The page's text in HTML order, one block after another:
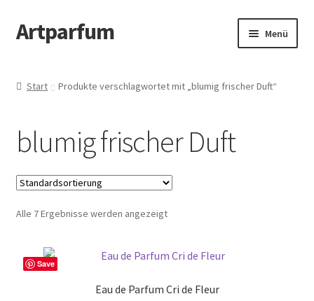
Zur
Navigation
Zum
Inhalt
Artparfum Menü
AGB
Cart
Checkout
Datenschutzbelehrung
Start Produkte verschlagwortet mit „blumig frischer Duft“
blumig frischer Duft
Alle 7 Ergebnisse werden angezeigt
Save
Eau de Parfum Cri de Fleur